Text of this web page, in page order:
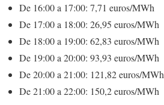
De 16:00 a 17:00: 7,71 euros/MWh
De 17:00 a 18:00: 26,95 euros/MWh
De 18:00 a 19:00: 62,83 euros/MWh
De 19:00 a 20:00: 93,93 euros/MWh
De 20:00 a 21:00: 121,82 euros/MWh
De 21:00 a 22:00: 150,2 euros/MWh